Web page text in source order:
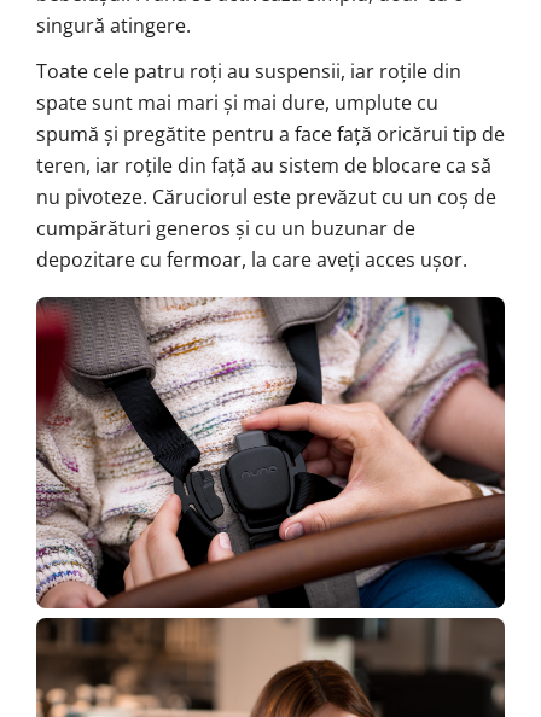
singură atingere.
Toate cele patru roți au suspensii, iar roțile din
spate sunt mai mari și mai dure, umplute cu
spumă și pregătite pentru a face față oricărui tip de
teren, iar roțile din față au sistem de blocare ca să
nu pivoteze. Căruciorul este prevăzut cu un coș de
cumpărături generos și cu un buzunar de
depozitare cu fermoar, la care aveți acces ușor.